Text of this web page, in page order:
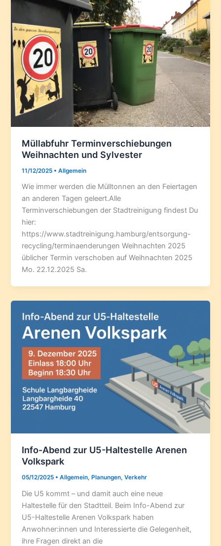
Müllabfuhr Terminverschiebungen
Weihnachten und Sylvester
11/12/2025 •Allgemein
Wie immer werden die Mülltonnen an den Feiertagen
an anderen Tagen geleert.Alle
Terminverschiebungen der Stadtreinigung findest Du
hier:
https://www.stadtreinigung.hamburg/entsorgung-
recycling/terminaenderungen Weihnachten 2025
üblicher Termin verschoben auf Weihnachten 2025
Mo. 22.12.2025 Sa.
Info-Abend zur U5-Haltestelle Arenen
Volkspark
05/12/2025 •Allgemein,Planungen,Verkehr
Die U5 kommt – und damit auch eine neue
Haltestelle für den Stadtteil. Beim Info-Abend zur
U5-Haltestelle Arenen Volkspark haben
Anwohner:innen und Interessierte die Gelegenheit,
ihre Fragen direkt an die